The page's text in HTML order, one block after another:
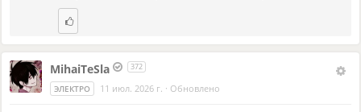
MihaiTeSla 372
ЭЛЕКТРО 11 июл. 2026 г. · Обновлено